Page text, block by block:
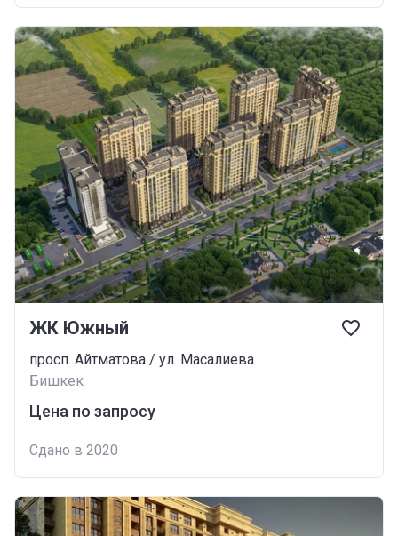
ЖК Южный
просп. Айтматова / ул. Масалиева
Бишкек
Цена по запросу
Сдано в 2020